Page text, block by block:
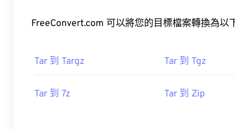
FreeConvert.com 可以將您的目標檔案轉換為以
Tar 到 Targz Tar 到 Tgz
Tar 到 7z Tar 到 Zip